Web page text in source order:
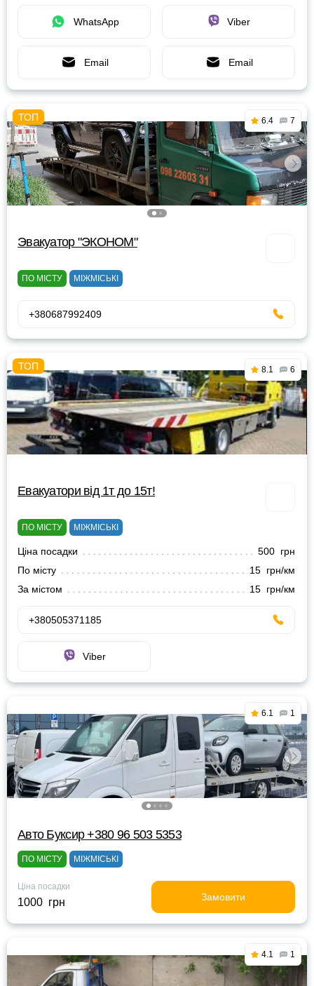
WhatsApp Viber
Email Email
6.4 7
Эвакуатор "ЭКОНОМ"
ПО МІСТУ МІЖМІСЬКІ
+380687992409
8.1 6
Евакуатори від 1т до 15т!
ПО МІСТУ МІЖМІСЬКІ
Ціна посадки
500 грн
По місту
15 грн/км
За містом
15 грн/км
+380505371185
Viber
6.1 1
Авто Буксир +380 96 503 5353
ПО МІСТУ МІЖМІСЬКІ
Ціна посадки
1000 грн Замовити
4.1 1